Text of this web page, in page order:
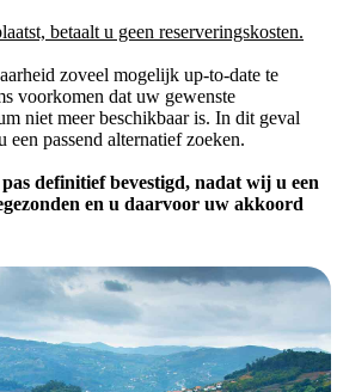
betaalt u geen reserveringskosten.
zoveel mogelijk up-to-date te
voorkomen dat uw gewenste
niet meer beschikbaar is. In dit geval
passend alternatief zoeken.
definitief bevestigd, nadat wij u een
en u daarvoor uw akkoord